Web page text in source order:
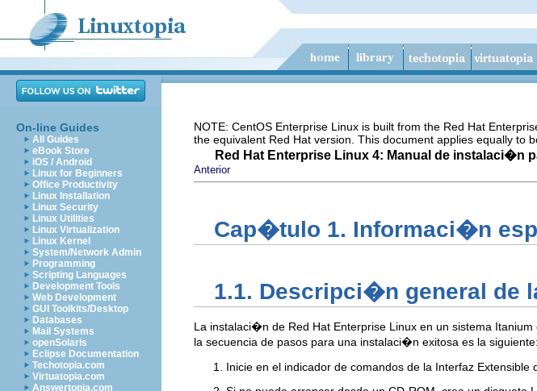
On-line Guides
All Guides
eBook Store
iOS / Android
Linux for Beginners
Office Productivity
Linux Installation
Linux Security
Linux Utilities
Linux Virtualization
Linux Kernel
System/Network Admin
Programming
Scripting Languages
Development Tools
Web Development
GUI Toolkits/Desktop
Databases
Mail Systems
openSolaris
Eclipse Documentation
Techotopia.com
Virtuatopia.com
Answertopia.com
NOTE: CentOS Enterprise Linux is built from the Red Hat
the equivalent Red Hat version. This document applies equally to
Red Hat Enterprise Linux 4: Manual de instalaci�n
Anterior
Cap�tulo 1. Informaci�n
1.1. Descripci�n general de
La instalaci�n de Red Hat Enterprise Linux en un sistema
la secuencia de pasos para una instalaci�n exitosa es la siguiente:
Inicie en el indicador de comandos de la Interfaz